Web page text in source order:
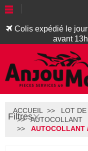
Colis expédié le jour
avant
Filtres
ACCUEIL LOT
AUTOCOLLANT
AUTOCOLLANT